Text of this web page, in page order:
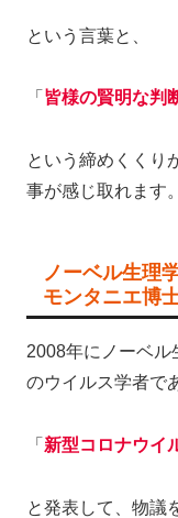
という言葉と、
「 皆様の賢明な判
という締めくくり
事が感じ取れます。
ノーベル生理
モンタニエ博
2008年にノーベル
のウイルス学者で
「 新型コロナウイ
と発表して、物議